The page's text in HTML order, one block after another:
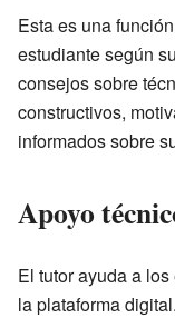
Esta es una
estudiante según
consejos sobre
constructivos,
informados sobre
Apoyo
El tutor ayuda a
la plataforma